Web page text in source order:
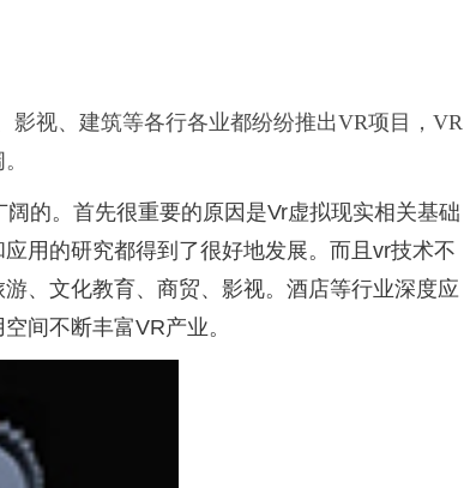
影视、建筑等各行各业都纷纷推出VR项目，VR
的。首先很重要的原因是Vr虚拟现实相关基础
用的研究都得到了很好地发展。而且vr技术不
、文化教育、商贸、影视。酒店等行业深度应
间不断丰富VR产业。